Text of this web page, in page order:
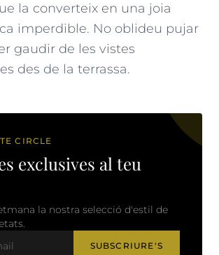
la converteix en una joia
imperdible. No oblideu pujar
gaudir de les vistes
des de la terrassa.
CIRCLE
exclusives al teu
la nostra selecció d'estil de
SUBSCRIURE'S